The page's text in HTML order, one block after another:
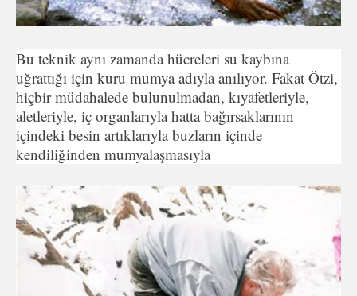
Bu teknik aynı zamanda hücreleri su kaybına
uğrattığı için kuru mumya adıyla anılıyor. Fakat Ötzi,
hiçbir müdahalede bulunulmadan, kıyafetleriyle,
aletleriyle, iç organlarıyla hatta bağırsaklarının
içindeki besin artıklarıyla buzların içinde
kendiliğinden mumyalaşmasıyla